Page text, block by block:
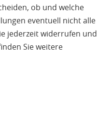
ob und welche
eventuell nicht alle
jederzeit widerrufen und
Sie weitere